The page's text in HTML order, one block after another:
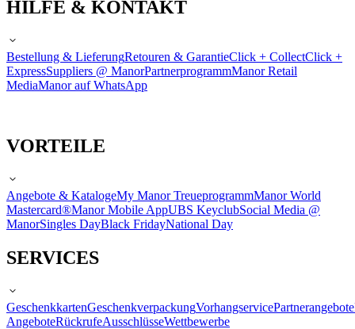
HILFE & KONTAKT
Bestellung & LieferungRetouren & GarantieClick + CollectClick +
ExpressSuppliers @ ManorPartnerprogrammManor Retail
MediaManor auf WhatsApp
VORTEILE
Angebote & KatalogeMy Manor TreueprogrammManor World
Mastercard®Manor Mobile AppUBS KeyclubSocial Media @
ManorSingles DayBlack FridayNational Day
SERVICES
GeschenkkartenGeschenkverpackungVorhangservicePartnerangebote
AngeboteRückrufeAusschlüsseWettbewerbe